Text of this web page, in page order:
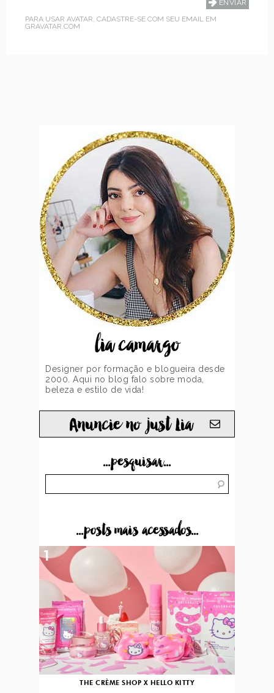
PARA USAR AVATAR, CADASTRE-SE COM SEU EMAIL EM
GRAVATAR.COM
lia camargo
Designer por formação e blogueira desde
2000. Aqui no blog falo sobre moda,
beleza e estilo de vida!
Anuncie no just Lia
...pesquisar...
...posts mais acessados...
THE CRÈME SHOP X HELLO KITTY
1